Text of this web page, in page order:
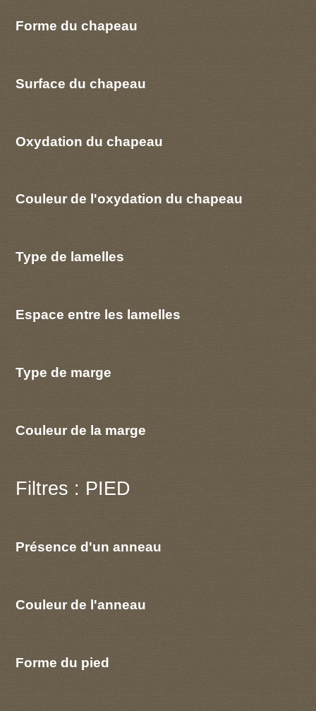
Forme du chapeau
Surface du chapeau
Oxydation du chapeau
Couleur de l'oxydation du chapeau
Type de lamelles
Espace entre les lamelles
Type de marge
Couleur de la marge
Filtres : PIED
Présence d'un anneau
Couleur de l'anneau
Forme du pied